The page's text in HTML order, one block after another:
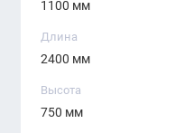
1100 мм
Длина
2400 мм
Высота
750 мм